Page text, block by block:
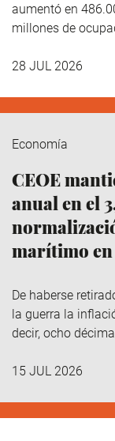
aumentó en
millones de
28 JUL 2026
Economía
CEOE
anual en el
marítimo
De haberse
la guerra la
decir, ocho
15 JUL 2026